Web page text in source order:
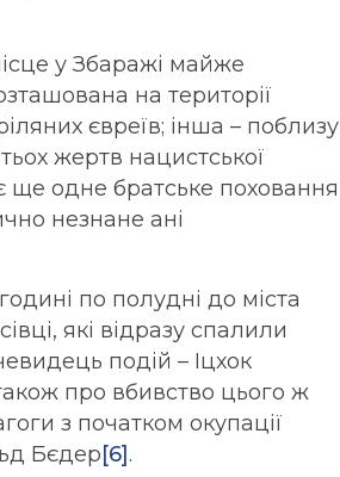
у Збаражі майже
на території
євреїв; інша – поблизу
жертв нацистської
ще одне братське поховання
незнане ані
по полудні до міста
які відразу спалили
подій – Іцхок
про вбивство цього ж
з початком окупації
Бєдер[6].